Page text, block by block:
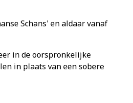
Schans' en aldaar vanaf
in de oorspronkelijke
in plaats van een sobere